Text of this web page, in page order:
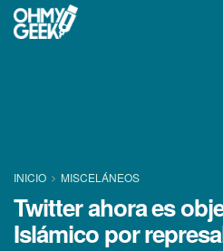
INICIO MISCELÁNEOS
Twitter ahora es
Islámico por